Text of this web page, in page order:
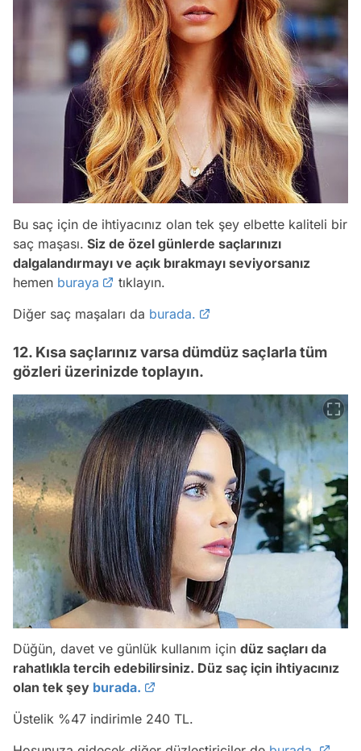
Bu saç için de ihtiyacınız olan tek şey elbette kaliteli bir
saç maşası. Siz de özel günlerde saçlarınızı
dalgalandırmayı ve açık bırakmayı seviyorsanız
hemen buraya
tıklayın.
Diğer saç maşaları da burada.
12. Kısa saçlarınız varsa dümdüz saçlarla tüm
gözleri üzerinizde toplayın.
Düğün, davet ve günlük kullanım için düz saçları da
rahatlıkla tercih edebilirsiniz. Düz saç için ihtiyacınız
olan tek şey burada.
Üstelik %47 indirimle 240 TL.
Video